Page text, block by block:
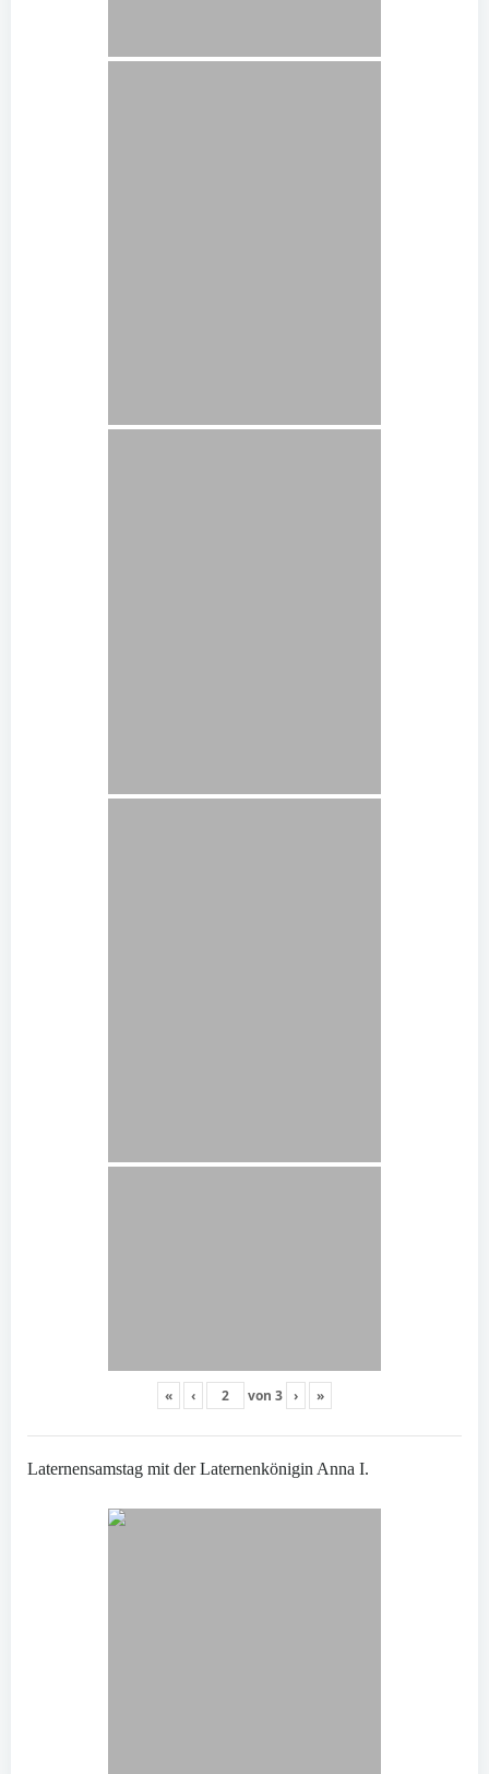
« ‹ von 3 › »
Laternensamstag mit der Laternenkönigin Anna I.